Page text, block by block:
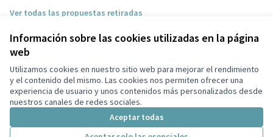
Información sobre las cookies utilizadas en la página
web
Utilizamos cookies en nuestro sitio web para mejorar el rendimiento
y el contenido del mismo. Las cookies nos permiten ofrecer una
experiencia de usuario y unos contenidos más personalizados desde
nuestros canales de redes sociales.
Aceptar todas
Ver todas las propuestas retiradas
Términos y condiciones de uso
Configuración de cookies
Ayuntamiento de Castelldefels en X
(Enlace externo)
Ayuntamiento de Castelldefels en Facebook
(Enlace externo)
Ayuntamiento de Castelldefels en Instagram
(Enlace externo)
Ayuntamiento de Castelldefels en YouTube
(Enlace externo)
Castellano
Triar la llenguaElegir el idioma